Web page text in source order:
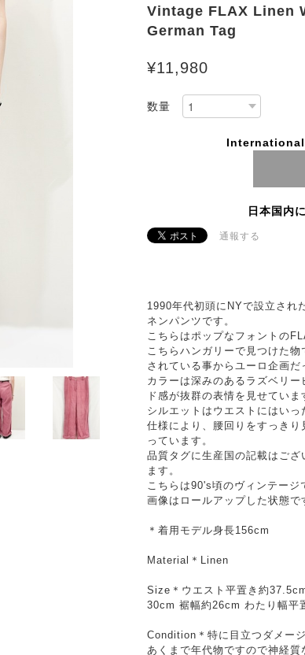
Vintage FLAX Linen
German Tag
¥11,980
数量
日本国内
通報する
1990年代初頭にNYで設立され
ネンパンツです。
こちらはポップなフォントの
こちらハンガリーで見つけた
されている事からユーロ企画だ
カラーは深みのあるラズベリ
ド感が抜群の表情を見せていま
シルエットはウエストにはい
仕様により、腰回りをすっき
っています。
品質タグに生産国の記載はご
ます。
こちらは90's頃のヴィンテージ
画像はロールアップした状態で
＊着用モデル身長156cm
Material＊Linen
Size＊ウエスト平置き約
30cm 裾幅約26cm わたり幅平
Condition＊特に目立つダメー
あくまで年代物ですので神経